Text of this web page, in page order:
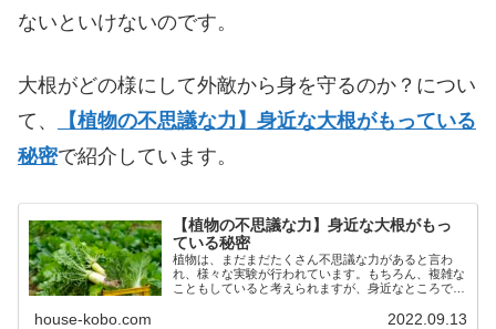
ないといけないのです。
大根がどの様にして外敵から身を守るのか？につい
て、
【植物の不思議な力】身近な大根がもっている
秘密で紹介しています。
【植物の不思議な力】身近な大根がもっ
ている秘密
植物は、まだまだたくさん不思議な力があると言わ
れ、様々な実験が行われています。もちろん、複雑な
こともしていると考えられますが、身近なところで植
house-kobo.com 2022.09.13